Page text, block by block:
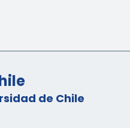
de Chile